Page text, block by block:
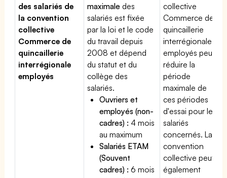
des salariés de
la convention
collective
Commerce de
quincaillerie
interrégionale
employés
maximale des
salariés est fixée
par la loi et le code
du travail depuis
2008 et dépend
du statut et du
collège des
salariés.
Ouvriers et
employés (non-
cadres) : 4 mois
au maximum
Salariés ETAM
(Souvent
cadres) : 6 mois
collective
Commerce de
quincaillerie
interrégionale
employés peut
réduire la
période
maximale de
ces périodes
d'essai pour les
salariés
concernés. La
convention
collective peut
également